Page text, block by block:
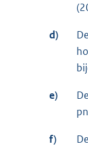
d)
e)
f)